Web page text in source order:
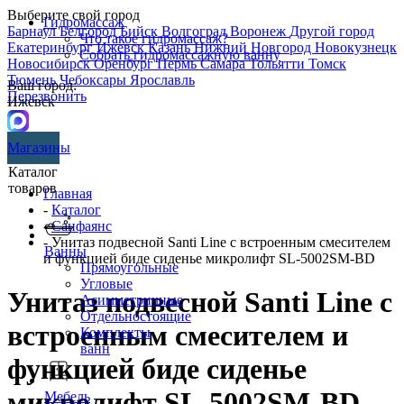
Выберите свой город
БарнаулБелгородБийск ВолгоградВоронеж Другой город
ЕкатеринбургИжевскКазаньНижний Новгород Новокузнецк
НовосибирскОренбургПермьСамараТольятти Томск
ТюменьЧебоксары Ярославль
Перезвонить
Гидромассаж
Что такое гидромассаж?
Собрать гидромассажную ванну
Ваш город:
Ижевск
Магазины
Каталог
товаров
Ванны
Прямоугольные
Угловые
Асимметричные
Отдельностоящие
Комплекты
ванн
Мебель
Главная
- Каталог
-Санфаянс
- Унитаз подвесной Santi Line с встроенным смесителем
и функцией биде сиденье микролифт SL-5002SM-BD
Унитаз подвесной Santi Line с
встроенным смесителем и
функцией биде сиденье